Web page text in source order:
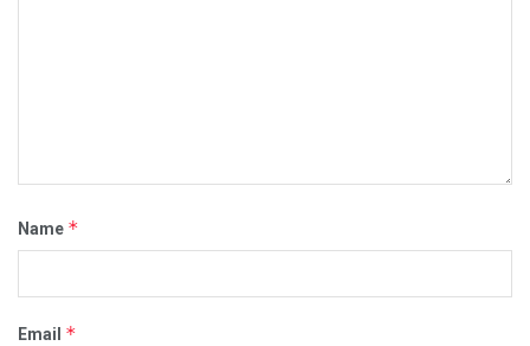
Name *
Email *